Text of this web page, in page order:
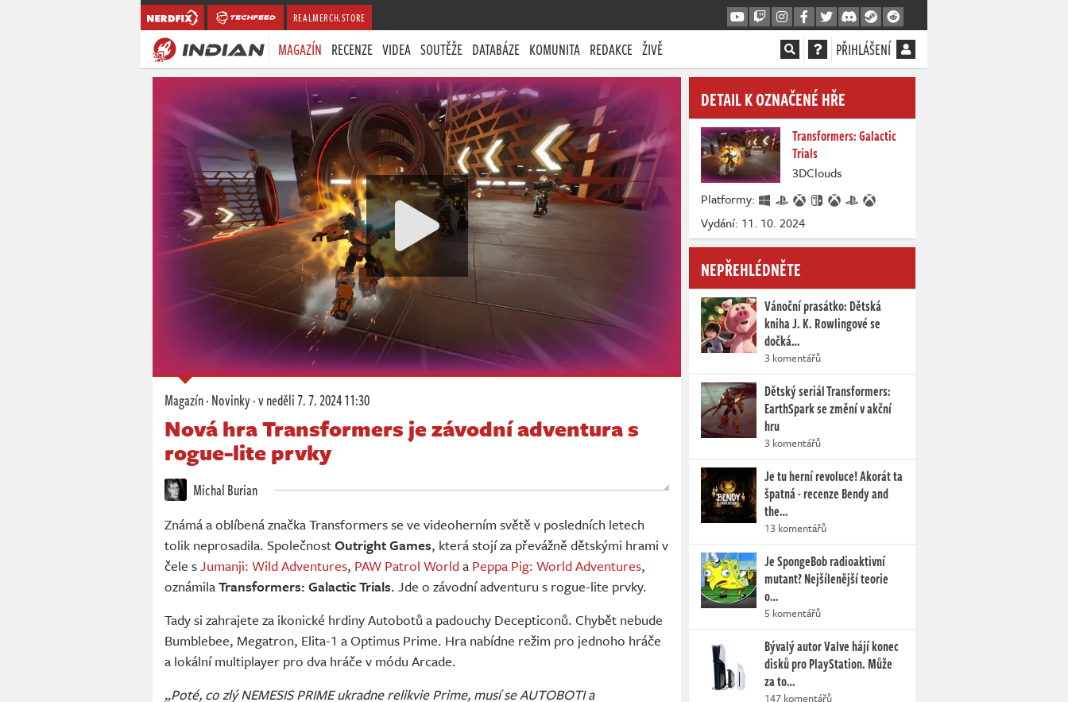
REALMERCH.STORE
MAGAZÍN RECENZE VIDEA SOUTĚŽE DATABÁZE KOMUNITA REDAKCE ŽIVĚ PŘIHLÁŠENÍ
Magazín·Novinky·v neděli7. 7. 2024 11:30
Nová hra Transformers je závodní adventura s
rogue-lite prvky
Michal Burian
Známá a oblíbená značka Transformers se ve videoherním světě v posledních letech
tolik neprosadila. SpolečnostOutright Games, která stojí za převážně dětskými hrami v
čele sJumanji: Wild Adventures, PAW Patrol Worlda Peppa Pig: World Adventures,
oznámilaTransformers: Galactic Trials. Jde o závodní adventuru s rogue-lite prvky.
Tady si zahrajete za ikonické hrdiny Autobotů a padouchy Decepticonů. Chybět nebude
Bumblebee, Megatron, Elita-1 a Optimus Prime. Hra nabídne režim pro jednoho hráče
a lokální multiplayer pro dva hráče v módu Arcade.
„Poté, co zlý NEMESIS PRIME ukradne relikvie Prime, musí se AUTOBOTI a
DETAIL K OZNAČENÉ HŘE
Transformers: Galactic
Trials
3DClouds
Platformy:
Vydání: 11. 10. 2024
NEPŘEHLÉDNĚTE
Vánoční prasátko: Dětská
kniha J. K. Rowlingové se
dočká…
3 komentářů
Dětský seriál Transformers:
EarthSpark se změní v akční
hru
3 komentářů
Je tu herní revoluce! Akorát ta
špatná - recenze Bendy and
the…
13 komentářů
Je SpongeBob radioaktivní
mutant? Nejšílenější teorie
o…
5 komentářů
Bývalý autor Valve hájí konec
disků pro PlayStation. Může
za to…
147 komentářů